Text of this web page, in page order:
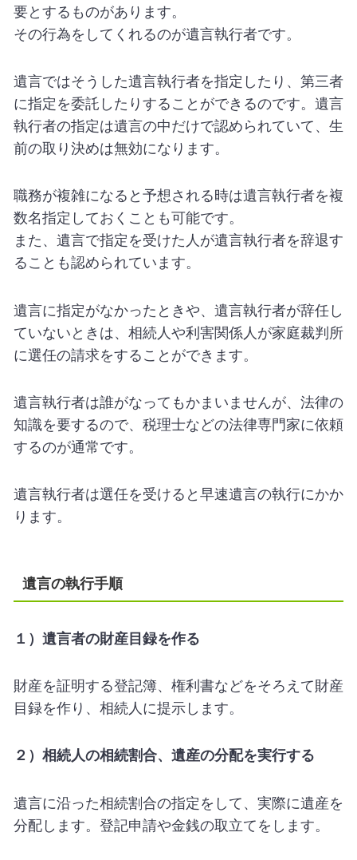
要とするものがあります。
その行為をしてくれるのが遺言執行者です。
遺言ではそうした遺言執行者を指定したり、第三者
に指定を委託したりすることができるのです。遺言
執行者の指定は遺言の中だけで認められていて、生
前の取り決めは無効になります。
職務が複雑になると予想される時は遺言執行者を複
数名指定しておくことも可能です。
また、遺言で指定を受けた人が遺言執行者を辞退す
ることも認められています。
遺言に指定がなかったときや、遺言執行者が辞任し
ていないときは、相続人や利害関係人が家庭裁判所
に選任の請求をすることができます。
遺言執行者は誰がなってもかまいませんが、法律の
知識を要するので、税理士などの法律専門家に依頼
するのが通常です。
遺言執行者は選任を受けると早速遺言の執行にかか
ります。
遺言の執行手順
１）遺言者の財産目録を作る
財産を証明する登記簿、権利書などをそろえて財産
目録を作り、相続人に提示します。
２）相続人の相続割合、遺産の分配を実行する
遺言に沿った相続割合の指定をして、実際に遺産を
分配します。登記申請や金銭の取立てをします。